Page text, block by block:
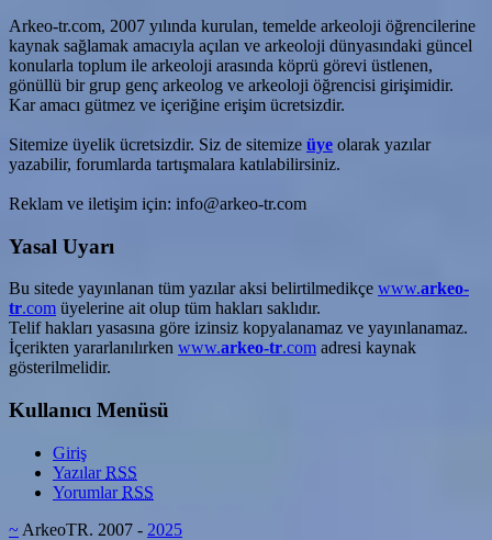
Arkeo-tr.com, 2007 yılında kurulan, temelde arkeoloji öğrencilerine
kaynak sağlamak amacıyla açılan ve arkeoloji dünyasındaki güncel
konularla toplum ile arkeoloji arasında köprü görevi üstlenen,
gönüllü bir grup genç arkeolog ve arkeoloji öğrencisi girişimidir.
Kar amacı gütmez ve içeriğine erişim ücretsizdir.
Sitemize üyelik ücretsizdir. Siz de sitemize üye olarak yazılar
yazabilir, forumlarda tartışmalara katılabilirsiniz.
Reklam ve iletişim için: info@arkeo-tr.com
Yasal Uyarı
Bu sitede yayınlanan tüm yazılar aksi belirtilmedikçe www.arkeo-
tr.com üyelerine ait olup tüm hakları saklıdır.
Telif hakları yasasına göre izinsiz kopyalanamaz ve yayınlanamaz.
İçerikten yararlanılırken www.arkeo-tr.com adresi kaynak
gösterilmelidir.
Kullanıcı Menüsü
Giriş
YazılarRSS
YorumlarRSS
~ ArkeoTR. 2007 - 2025